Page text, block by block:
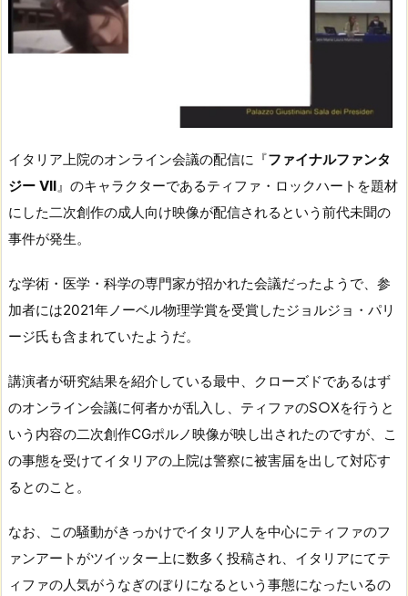
イタリア上院のオンライン会議の配信に『ファイナルファンタ
ジー VII』のキャラクターであるティファ・ロックハートを題材
にした二次創作の成人向け映像が配信されるという前代未聞の
事件が発生。
な学術・医学・科学の専門家が招かれた会議だったようで、参
加者には2021年ノーベル物理学賞を受賞したジョルジョ・パリ
ージ氏も含まれていたようだ。
講演者が研究結果を紹介している最中、クローズドであるはず
のオンライン会議に何者かが乱入し、ティファのS○Xを行うと
いう内容の二次創作CGポルノ映像が映し出されたのですが、こ
の事態を受けてイタリアの上院は警察に被害届を出して対応す
るとのこと。
なお、この騒動がきっかけでイタリア人を中心にティファのフ
ァンアートがツイッター上に数多く投稿され、イタリアにてテ
ィファの人気がうなぎのぼりになるという事態になったいるの